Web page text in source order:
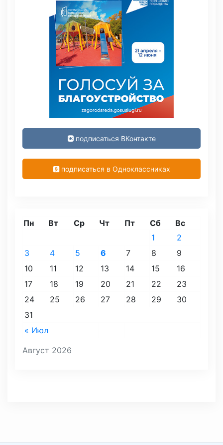
подписаться ВКонтакте
подписаться в Одноклассниках
Август 2026
Пн Вт Ср Чт Пт Сб Вс
« Июл
1
2
3
4 5 6 7 8
9
10
11 12 13 14 15
16
17
18 19 20 21 22
23
24
25 26 27 28 29
30
31